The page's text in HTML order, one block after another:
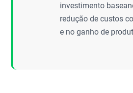
investimento
redução de custos
e no ganho de